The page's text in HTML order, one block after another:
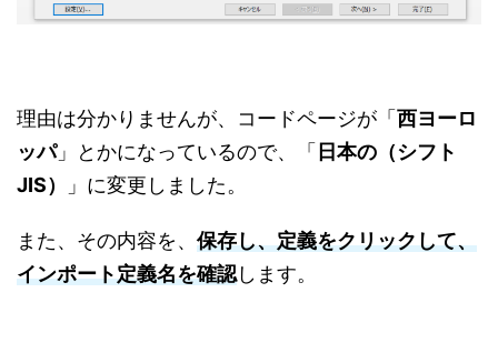
理由は分かりませんが、コードページが「西ヨーロ
ッパ」とかになっているので、「日本の（シフト
JIS）
」に変更しました。
また、その内容を、 保存し、定義をクリックして、
インポート定義名を確認します。